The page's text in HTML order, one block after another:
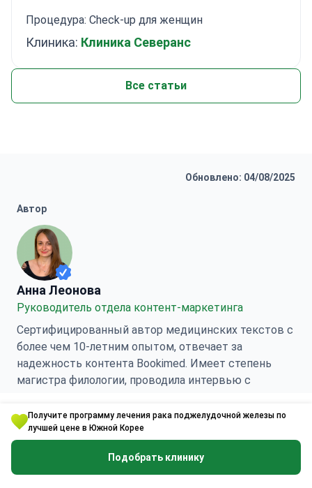
Получите программу лечения рака поджелудочной железы по
лучшей цене в Южной Корее
Подобрать клинику
Процедура: Check-up для женщин
Клиника: Клиника Северанс
Все статьи
Обновлено: 04/08/2025
Автор
Анна Леонова
Анна Леонова
Руководитель отдела контент-маркетинга
Сертифицированный автор медицинских текстов с
более чем 10-летним опытом, отвечает за
надежность контента Bookimed. Имеет степень
магистра филологии, проводила интервью с
Анна Леонова Linkedin
Провереномедицинским консультантом Bookimed